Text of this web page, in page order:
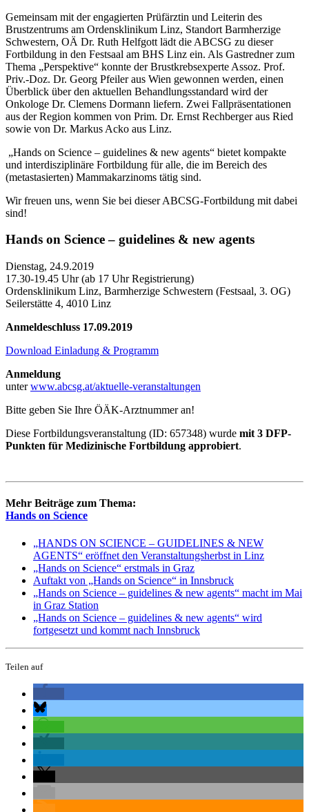
Gemeinsam mit der engagierten Prüfärztin und Leiterin des
Brustzentrums am Ordensklinikum Linz, Standort Barmherzige
Schwestern, OÄ Dr. Ruth Helfgott lädt die ABCSG zu dieser
Fortbildung in den Festsaal am BHS Linz ein. Als Gastredner zum
Thema „Perspektive“ konnte der Brustkrebsexperte Assoz. Prof.
Priv.-Doz. Dr. Georg Pfeiler aus Wien gewonnen werden, einen
Überblick über den aktuellen Behandlungsstandard wird der
Onkologe Dr. Clemens Dormann liefern. Zwei Fallpräsentationen
aus der Region kommen von Prim. Dr. Ernst Rechberger aus Ried
sowie von Dr. Markus Acko aus Linz.
„Hands on Science – guidelines & new agents“ bietet kompakte
und interdisziplinäre Fortbildung für alle, die im Bereich des
(metastasierten) Mammakarzinoms tätig sind.
Wir freuen uns, wenn Sie bei dieser ABCSG-Fortbildung mit dabei
sind!
Hands on Science – guidelines & new agents
Dienstag, 24.9.2019
17.30-19.45 Uhr (ab 17 Uhr Registrierung)
Ordensklinikum Linz, Barmherzige Schwestern (Festsaal, 3. OG)
Seilerstätte 4, 4010 Linz
Anmeldeschluss 17.09.2019
Download Einladung & Programm
Anmeldung
unterwww.abcsg.at/aktuelle-veranstaltungen
Bitte geben Sie Ihre ÖÄK-Arztnummer an!
Diese Fortbildungsveranstaltung (ID: 657348) wurde mit 3 DFP-
Punkten für Medizinische Fortbildung approbiert.
Mehr Beiträge zum Thema:
Hands on Science
„HANDS ON SCIENCE – GUIDELINES & NEW
AGENTS“ eröffnet den Veranstaltungsherbst in Linz
„Hands on Science“ erstmals in Graz
Auftakt von „Hands on Science“ in Innsbruck
„Hands on Science – guidelines & new agents“ macht im Mai
in Graz Station
„Hands on Science – guidelines & new agents“ wird
fortgesetzt und kommt nach Innsbruck
Teilen auf